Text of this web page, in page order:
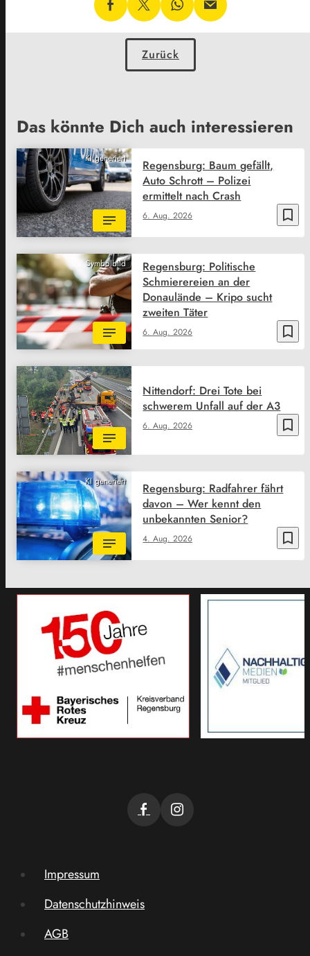
Zurück
Das könnte Dich auch interessieren
KI generiert
bookmark_border
6. Aug. 2026
Regensburg: Baum gefällt,
Auto Schrott – Polizei
ermittelt nach Crash
Symbolbild
bookmark_border
6. Aug. 2026
Regensburg: Politische
Schmierereien an der
Donaulände – Kripo sucht
zweiten Täter
bookmark_border
6. Aug. 2026
Nittendorf: Drei Tote bei
schwerem Unfall auf der A3
KI generiert
bookmark_border
4. Aug. 2026
Regensburg: Radfahrer fährt
davon – Wer kennt den
unbekannten Senior?
Impressum
Datenschutzhinweis
AGB